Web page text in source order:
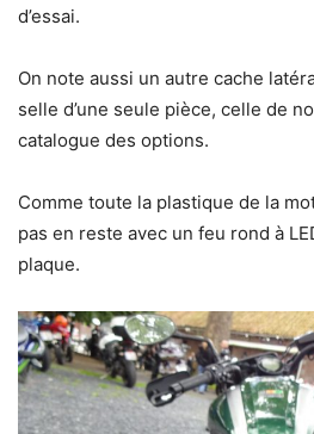
d’essai.
On note aussi un autre cache
selle d’une seule pièce, celle de
catalogue des options.
Comme toute la plastique de la
pas en reste avec un feu rond à
plaque.